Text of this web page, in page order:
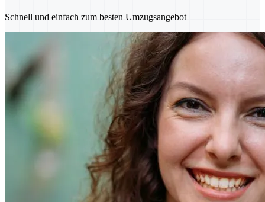
Schnell und einfach zum besten Umzugsangebot